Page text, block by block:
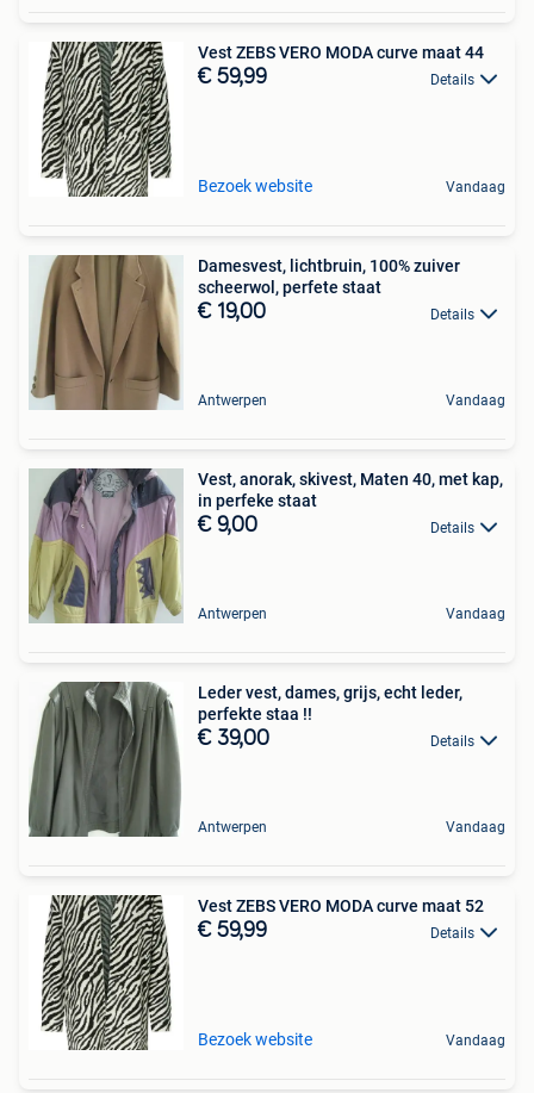
Vest ZEBS VERO MODA curve maat 44
€ 59,99 Details
Bezoek website Vandaag
Damesvest, lichtbruin, 100% zuiver
scheerwol, perfete staat
€ 19,00 Details
Antwerpen Vandaag
Vest, anorak, skivest, Maten 40, met kap,
in perfeke staat
€ 9,00 Details
Antwerpen Vandaag
Leder vest, dames, grijs, echt leder,
perfekte staa !!
€ 39,00 Details
Antwerpen Vandaag
Vest ZEBS VERO MODA curve maat 52
€ 59,99 Details
Bezoek website Vandaag